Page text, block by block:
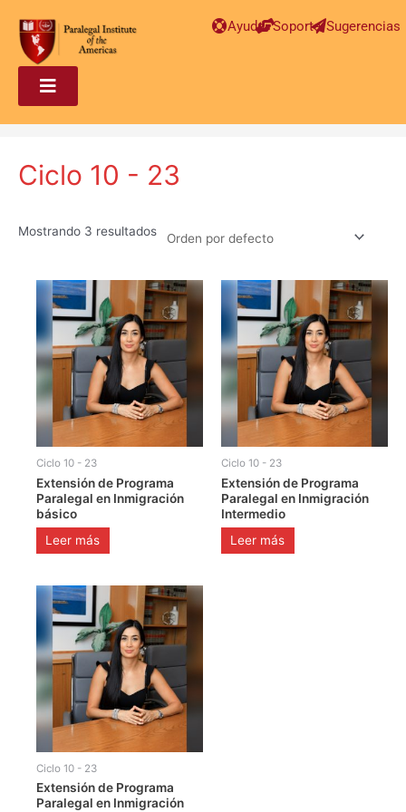
Ayuda Soporte Sugerencias
Ciclo 10 - 23
Mostrando 3 resultados
Ciclo 10 - 23
Extensión de Programa
Paralegal en Inmigración
básico
Leer más
Ciclo 10 - 23
Extensión de Programa
Paralegal en Inmigración
Intermedio
Leer más
Ciclo 10 - 23
Extensión de Programa
Paralegal en Inmigración